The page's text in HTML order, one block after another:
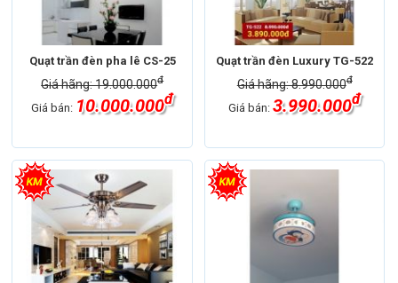
Quạt trần đèn pha lê CS-25
Giá hãng: 19.000.000đ
Giá bán: 10.000.000đ
Quạt trần đèn Luxury TG-522
Giá hãng: 8.990.000đ
Giá bán:3.990.000đ